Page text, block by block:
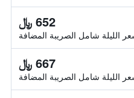
652 ﷼
الليلة شامل الصريبة المضافة
667 ﷼
الليلة شامل الصريبة المضافة